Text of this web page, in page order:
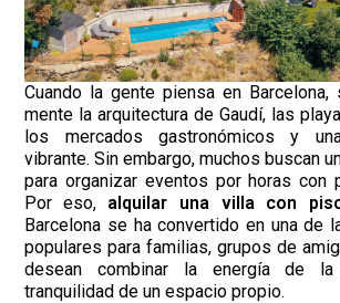
Cuando la gente piensa en
mente la arquitectura de Gaudí, las
los mercados gastronómicos y
vibrante. Sin embargo, muchos buscan
para organizar eventos por horas con
Por eso, alquilar una villa con
Barcelona se ha convertido en una de
populares para familias, grupos de
desean combinar la energía de
tranquilidad de un espacio propio.